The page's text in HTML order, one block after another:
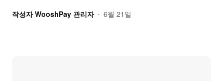
작성자 WooshPay 관리자 • 6월 21일